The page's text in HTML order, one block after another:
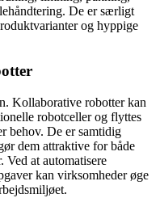
De er særligt
og hyppige
Kollaborative robotter kan
robotceller og flyttes
behov. De er samtidig
dem attraktive for både
Ved at automatisere
kan virksomheder øge